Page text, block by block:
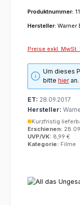
Produktnummer:
Hersteller: Warner
Preise exkl.
Um dieses
bittehieran.
ET: 28.09.2017
Hersteller:
Kurzfristig
Erschienen:
UVP/VK: 8,99 €
Kategorie: Filme